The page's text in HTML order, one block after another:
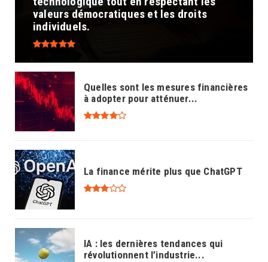
valeurs démocratiques et les droits
individuels.
Quelles sont les mesures financières
à adopter pour atténuer...
La finance mérite plus que ChatGPT
IA : les dernières tendances qui
révolutionnent l’industrie...